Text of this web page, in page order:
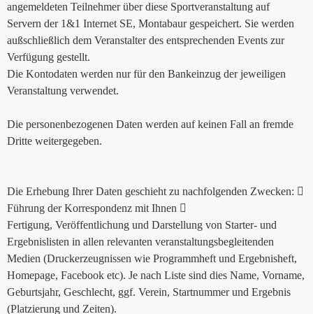
angemeldeten Teilnehmer über diese Sportveranstaltung auf
Servern der 1&1 Internet SE, Montabaur gespeichert. Sie werden
außschließlich dem Veranstalter des entsprechenden Events zur
Verfügung gestellt.
Die Kontodaten werden nur für den Bankeinzug der jeweiligen
Veranstaltung verwendet.
Die personenbezogenen Daten werden auf keinen Fall an fremde
Dritte weitergegeben.
Die Erhebung Ihrer Daten geschieht zu nachfolgenden Zwecken: 
Führung der Korrespondenz mit Ihnen 
Fertigung, Veröffentlichung und Darstellung von Starter- und
Ergebnislisten in allen relevanten veranstaltungsbegleitenden
Medien (Druckerzeugnissen wie Programmheft und Ergebnisheft,
Homepage, Facebook etc). Je nach Liste sind dies Name, Vorname,
Geburtsjahr, Geschlecht, ggf. Verein, Startnummer und Ergebnis
(Platzierung und Zeiten).